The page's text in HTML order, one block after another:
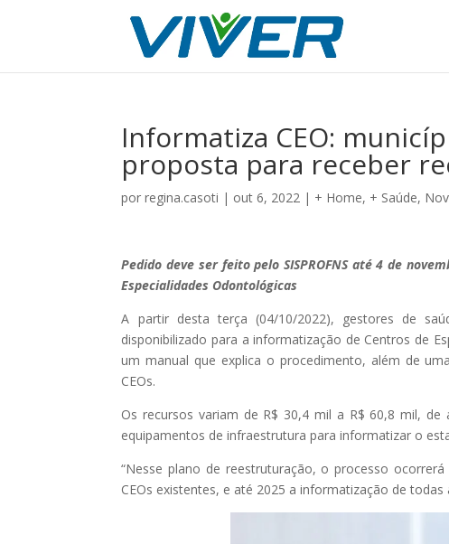
Informatiza CEO:
proposta para receber
porregina.casoti | out 6, 2022 | + Home, + Saúde,
Pedido deve ser feito pelo SISPROFNS até 4 de
Especialidades Odontológicas
A partir desta terça (04/10/2022), gestores de
disponibilizado para a informatização de Centros de
um manual que explica o procedimento, além de
CEOs.
Os recursos variam de R$ 30,4 mil a R$ 60,8 mil,
equipamentos de infraestrutura para informatizar o
“Nesse plano de reestruturação, o processo
CEOs existentes, e até 2025 a informatização de todas